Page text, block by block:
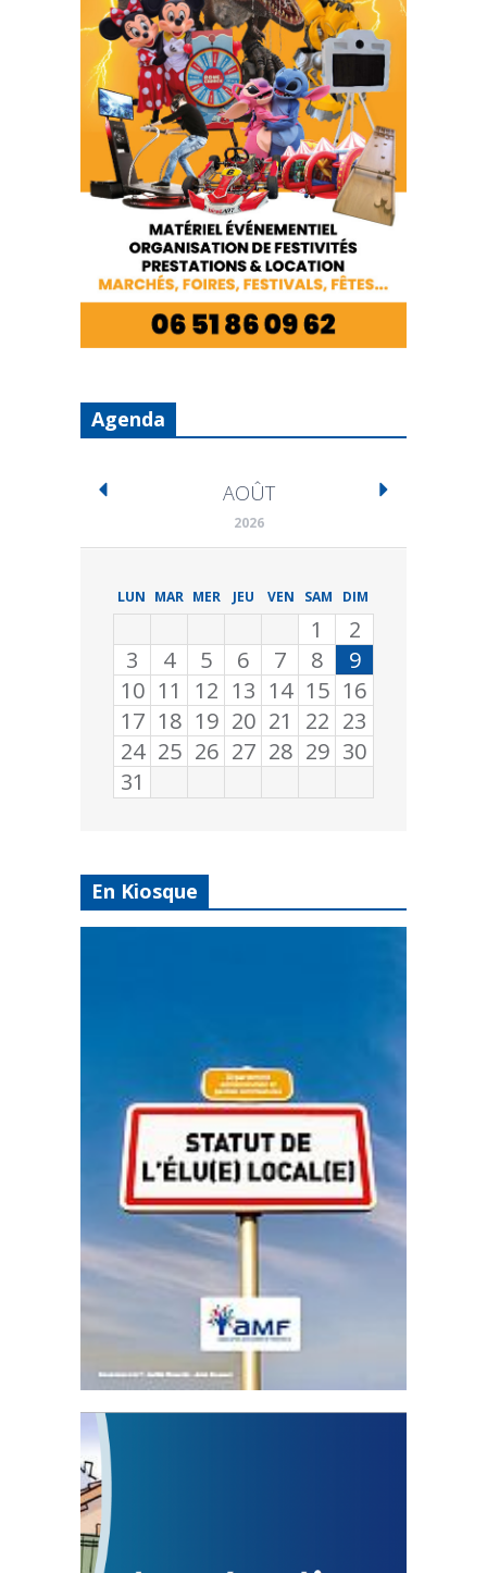
Agenda
AOÛT
2026
LUN MAR MER JEU VEN SAM DIM
1
2
3
4 5 6 7 8
9
10 11 12 13 14 15 16
17 18 19 20 21 22 23
24 25 26 27 28 29 30
31
En Kiosque
Statut de l’élu local
3 avril 2024
Mise à jour avril 2024
FEUILLETER